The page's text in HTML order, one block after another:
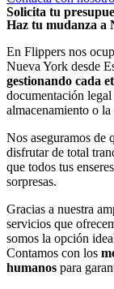
Solicita tu
Haz tu mudanza a
En Flippers nos
Nueva York desde
gestionando cada
documentación
almacenamiento o
Nos aseguramos de
disfrutar de total
que todos tus
sorpresas.
Gracias a nuestra
servicios que
somos la opción
Contamos con los
humanos para